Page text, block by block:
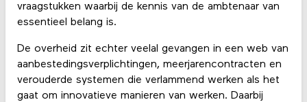
vraagstukken waarbij de kennis van de ambtenaar van
essentieel belang is.
De overheid zit echter veelal gevangen in een web van
aanbestedingsverplichtingen, meerjarencontracten en
verouderde systemen die verlammend werken als het
gaat om innovatieve manieren van werken. Daarbij